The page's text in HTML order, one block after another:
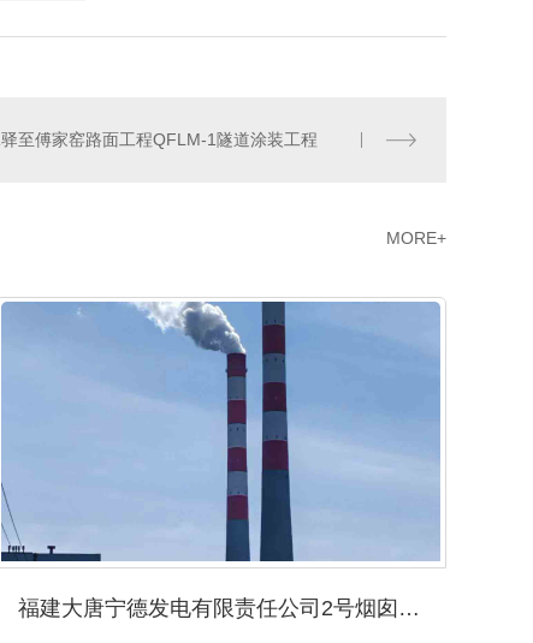
至傅家窑路面工程QFLM-1隧道涂装工程
MORE+
福建大唐宁德发电有限责任公司2号烟囱防腐治理改造项目